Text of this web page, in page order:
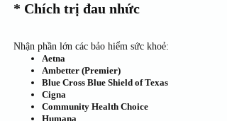
* Chích trị đau nhức
Nhận phần lớn các bảo hiểm sức khoẻ:
Aetna
Ambetter (Premier)
Blue Cross Blue Shield of Texas
Cigna
Community Health Choice
Humana